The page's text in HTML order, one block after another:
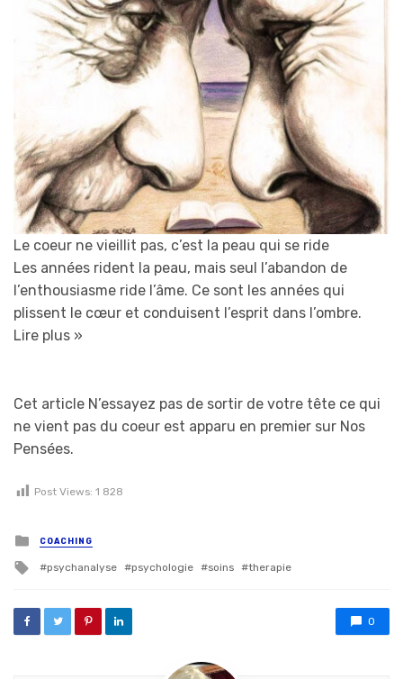
Le coeur ne vieillit pas, c’est la peau qui se ride
Les années rident la peau, mais seul l’abandon de
l’enthousiasme ride l’âme. Ce sont les années qui
plissent le cœur et conduisent l’esprit dans l’ombre.
Lire plus »
Cet article N’essayez pas de sortir de votre tête ce qui
ne vient pas du coeur est apparu en premier sur Nos
Pensées.
Post Views: 1 828
Posted in
COACHING
Tagged with
psychanalyse psychologie soins therapie
0